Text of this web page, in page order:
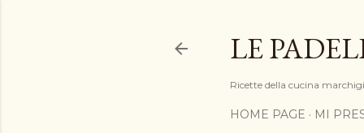
LE
Ricette della cucina
HOME PAGE MI